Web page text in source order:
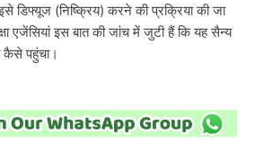
डिफ्यूज (निष्क्रिय) करने की प्रक्रिया की जा
एजेंसियां इस बात की जांच में जुटी हैं कि यह सैन्य
पहुंचा।